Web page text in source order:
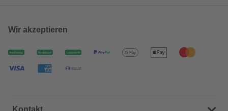
Wir akzeptieren